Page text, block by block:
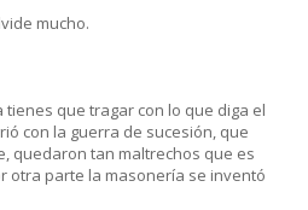
mucho.
que tragar con lo que diga el
con la guerra de sucesión, que
quedaron tan maltrechos que es
otra parte la masonería se inventó